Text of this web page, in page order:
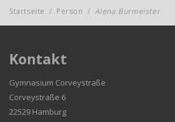
Startseite / Person / Alena Burmeister
Kontakt
Gymnasium Corveystraße
Corveystraße 6
22529 Hamburg